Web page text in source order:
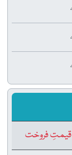
قیمتِ فروخت